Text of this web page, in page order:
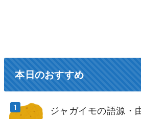
本日のおすすめ
ジャガイモの語源・